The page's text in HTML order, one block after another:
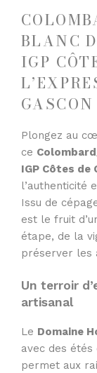
BLANC
IGP
GASCON
Plongez au
ce
IGP Côtes de
l’authenticité
Issu de
est le fruit
étape, de la
préserver les
Un terroir
artisanal
Le Domaine
avec des étés
permet aux